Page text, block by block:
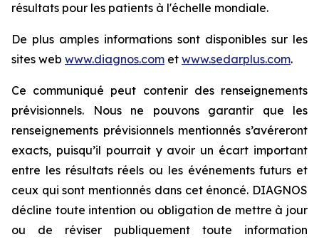
résultats pour les patients à l'échelle mondiale.
De plus amples informations sont disponibles sur les
sites web www.diagnos.com et www.sedarplus.com.
Ce communiqué peut contenir des renseignements
prévisionnels. Nous ne pouvons garantir que les
renseignements prévisionnels mentionnés s’avéreront
exacts, puisqu’il pourrait y avoir un écart important
entre les résultats réels ou les événements futurs et
ceux qui sont mentionnés dans cet énoncé. DIAGNOS
décline toute intention ou obligation de mettre à jour
ou de réviser publiquement toute information